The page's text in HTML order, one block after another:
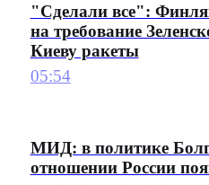
"Сделали все":
на требование
Киеву ракеты
05:54
МИД: в политике
отношении России